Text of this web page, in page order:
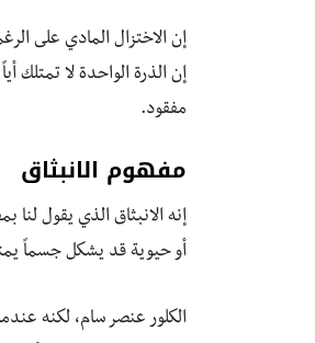
إن الاختزال المادي على
إن الذرة الواحدة لا تمتلك
مفقود.
مفهوم الانبثاق
إنه الانبثاق الذي يقول
أو حيوية قد يشكل جسماً
الكلور عنصر سام، لكنه